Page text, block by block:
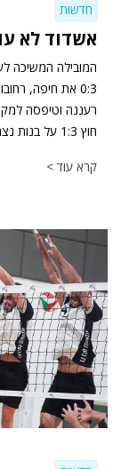
חדשות
אשדוד לא
רעננה וטיפסה
חוץ 1:3 על בנות נצרת
קרא עוד >